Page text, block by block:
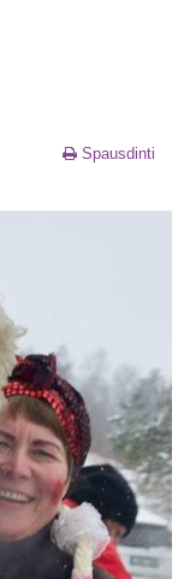
Spausdinti